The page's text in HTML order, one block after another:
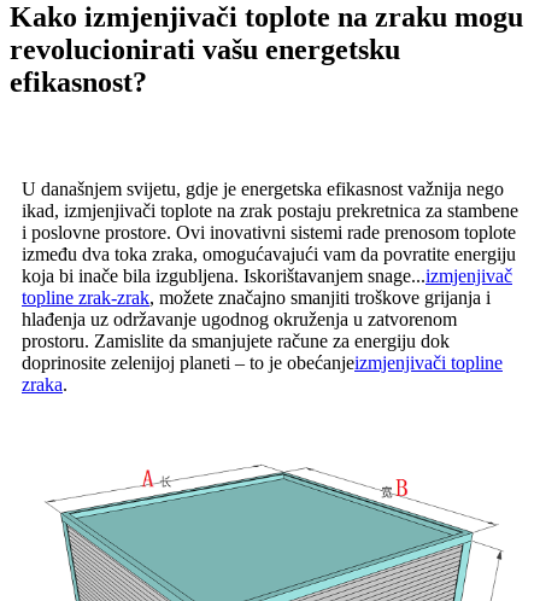
Kako izmjenjivači toplote na zraku mogu
revolucionirati vašu energetsku
efikasnost?
U današnjem svijetu, gdje je energetska efikasnost važnija nego
ikad, izmjenjivači toplote na zrak postaju prekretnica za stambene
i poslovne prostore. Ovi inovativni sistemi rade prenosom toplote
između dva toka zraka, omogućavajući vam da povratite energiju
koja bi inače bila izgubljena. Iskorištavanjem snage...izmjenjivač
topline zrak-zrak, možete značajno smanjiti troškove grijanja i
hlađenja uz održavanje ugodnog okruženja u zatvorenom
prostoru. Zamislite da smanjujete račune za energiju dok
doprinosite zelenijoj planeti – to je obećanjeizmjenjivači topline
zraka.